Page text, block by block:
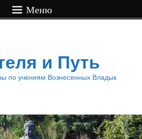
Меню
и Путь
по учениям Вознесенных Владык